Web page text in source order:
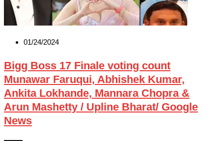
01/24/2024
Bigg Boss 17 Finale voting count
Munawar Faruqui, Abhishek Kumar,
Ankita Lokhande, Mannara Chopra &
Arun Mashetty / Upline Bharat/ Google
News